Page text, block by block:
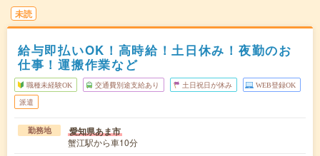
未読
給与即払いOK！高時給！土日休み！夜勤のお
仕事！運搬作業など
職種未経験OK 交通費別途支給あり 土日祝日が休み WEB登録OK
派遣
勤務地 愛知県あま市
蟹江駅から車10分